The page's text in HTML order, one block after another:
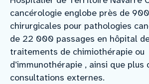
cancérologie englobe près de
chirurgicales pour pathologies
de 22 000 passages en hôpital
traitements de chimiothérapie ou
d’immunothérapie , ainsi que
consultations externes.